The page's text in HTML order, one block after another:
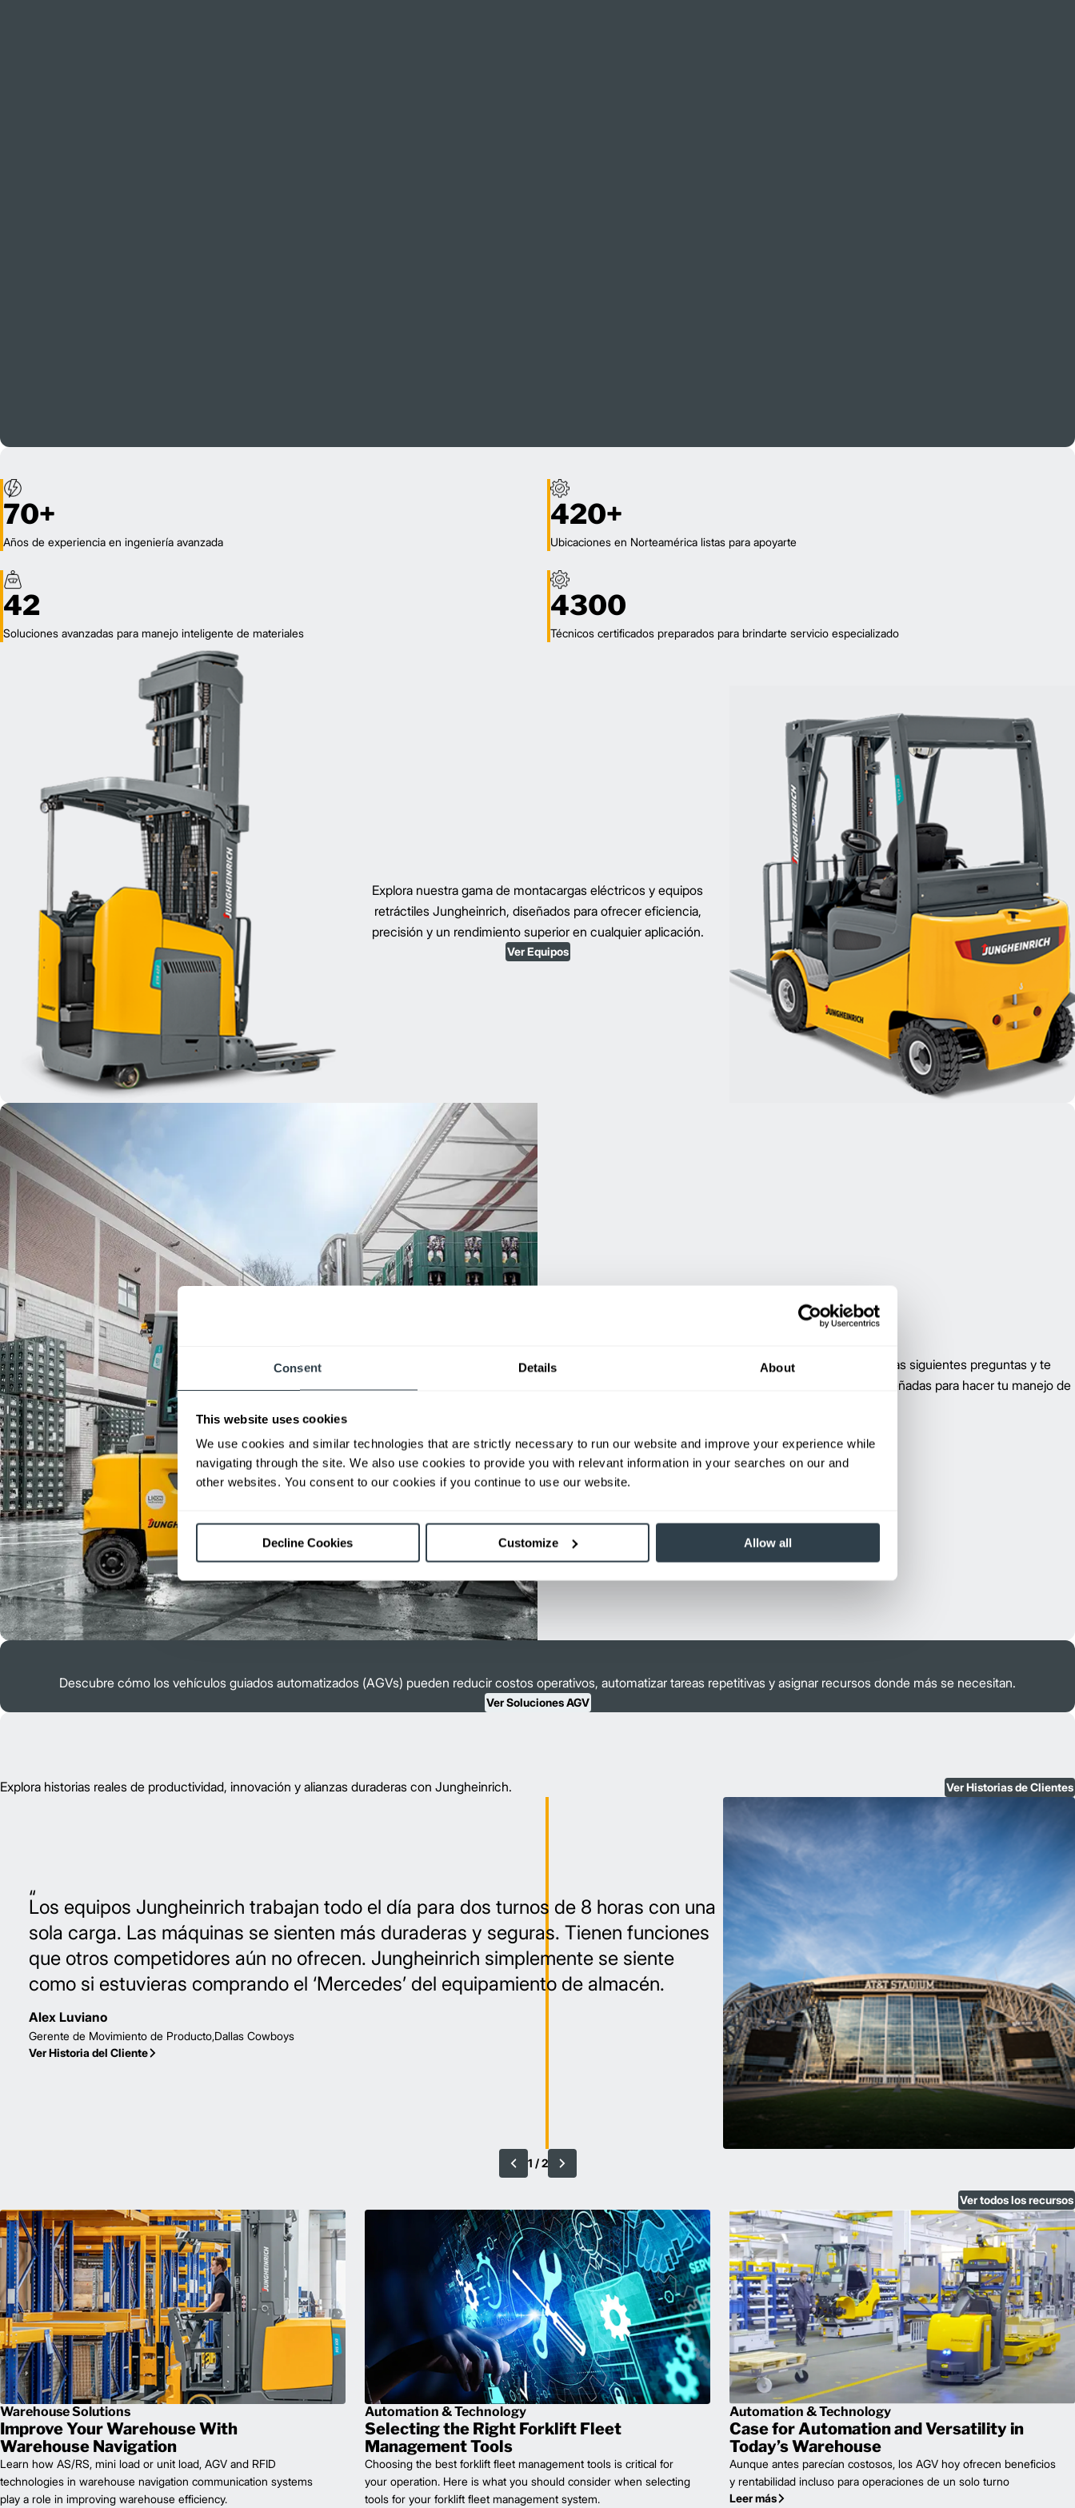
Consent Details About
This website uses cookies
We use cookies and similar technologies that are strictly necessary to run our website and improve your experience while
navigating through the site. We also use cookies to provide you with relevant information in your searches on our and
other websites. You consent to our cookies if you continue to use our website.
Decline Cookies Customize Allow all
70+
Años de experiencia en ingeniería avanzada
420+
Ubicaciones en Norteamérica listas para apoyarte
42
Soluciones avanzadas para manejo inteligente de materiales
4300
Técnicos certificados preparados para brindarte servicio especializado
Explora nuestra gama de montacargas eléctricos y equipos
retráctiles Jungheinrich, diseñados para ofrecer eficiencia,
precisión y un rendimiento superior en cualquier aplicación.
Ver Equipos
Deja de adivinar y empieza a optimizar tu operación. Responde las siguientes preguntas y te
daremos una recomendación personalizada con soluciones diseñadas para hacer tu manejo de
1 minuto
Descubre cómo los vehículos guiados automatizados (AGVs) pueden reducir costos operativos, automatizar tareas repetitivas y asignar recursos donde más se necesitan.
Ver Soluciones AGV
Explora historias reales de productividad, innovación y alianzas duraderas con Jungheinrich. Ver Historias de Clientes
Los equipos Jungheinrich trabajan todo el día para dos turnos de 8 horas con una
sola carga. Las máquinas se sienten más duraderas y seguras. Tienen funciones
que otros competidores aún no ofrecen. Jungheinrich simplemente se siente
como si estuvieras comprando el ‘Mercedes’ del equipamiento de almacén.
Alex Luviano
Gerente de Movimiento de Producto,Dallas Cowboys
Ver Historia del Cliente
Previous
1 / 2
Next
Ver todos los recursos
Warehouse Solutions
Improve Your Warehouse With
Warehouse Navigation
Learn how AS/RS, mini load or unit load, AGV and RFID
technologies in warehouse navigation communication systems
play a role in improving warehouse efficiency.
Automation & Technology
Selecting the Right Forklift Fleet
Management Tools
Choosing the best forklift fleet management tools is critical for
your operation. Here is what you should consider when selecting
tools for your forklift fleet management system.
Automation & Technology
Case for Automation and Versatility in
Today’s Warehouse
Aunque antes parecían costosos, los AGV hoy ofrecen beneficios
y rentabilidad incluso para operaciones de un solo turno
Leer más